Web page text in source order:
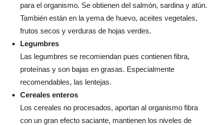
para el organismo. Se obtienen del salmón, sardina y atún.
También están en la yema de huevo, aceites vegetales,
frutos secos y verduras de hojas verdes.
Legumbres
Las legumbres se recomiendan pues contienen fibra,
proteínas y son bajas en grasas. Especialmente
recomendables, las lentejas.
Cereales enteros
Los cereales no procesados, aportan al organismo fibra
con un gran efecto saciante, mantienen los niveles de